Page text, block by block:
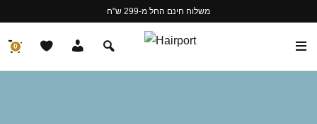
משלוח חינם החל מ-299 ש"ח
0